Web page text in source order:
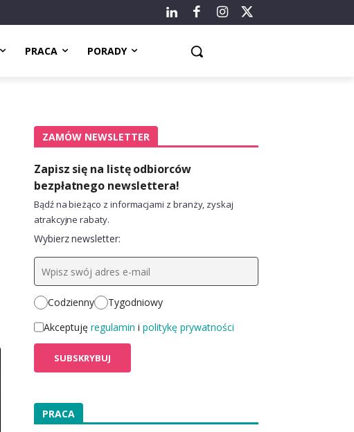
PRACA PORADY
ZAMÓW NEWSLETTER
Zapisz się na listę odbiorców
bezpłatnego newslettera!
Bądź na bieżąco z informacjami z branży, zyskaj
atrakcyjne rabaty.
Wybierz newsletter:
Codzienny
Tygodniowy
Akceptuję regulamin i politykę prywatności
PRACA